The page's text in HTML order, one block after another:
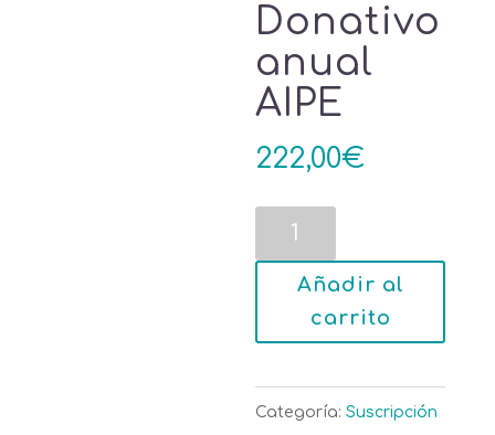
Donativo
anual
AIPE
222,00€
Donativo
anual
cantidad
Añadir al
carrito
Categoría:Suscripción